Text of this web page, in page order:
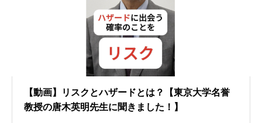
【動画】リスクとハザードとは？【東京大学名誉
教授の唐木英明先生に聞きました！】